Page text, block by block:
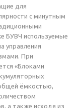
для
с минутным
БУВЧ используемые
управления
При
«Блоками
ёмкостью,
а также исходя из